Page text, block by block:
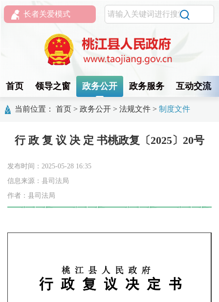
长者关爱模式
首页 领导之窗 政务公开 政务服务 互动交流
当前位置： 首页 > 政务公开 > 法规文件 > 制度文件
行 政 复 议 决 定 书桃政复〔2025〕20号
发布时间：2025-05-28 16:35
信息来源：县司法局
作者：县司法局